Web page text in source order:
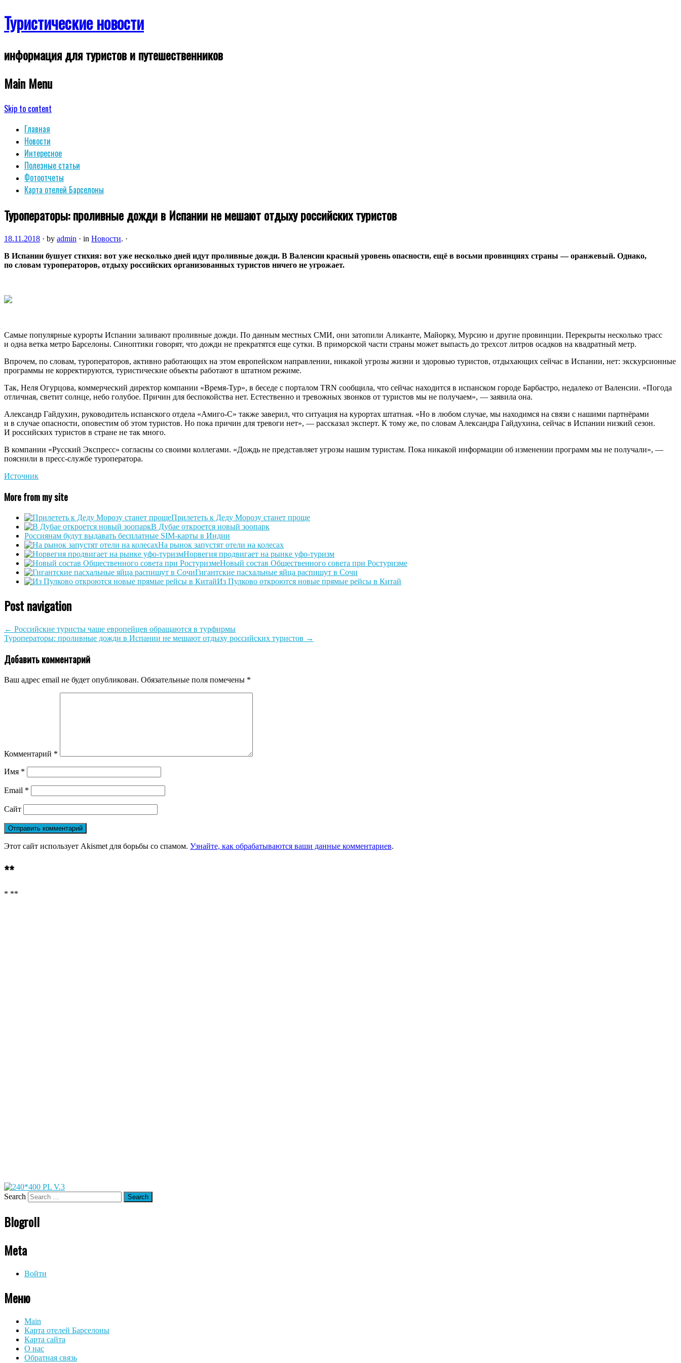
Туристические новости
информация для туристов и путешественников
Main Menu
Skip to content
Главная
Новости
Интересное
Полезные статьи
Фотоотчеты
Карта отелей Барселоны
Туроператоры: проливные дожди в Испании не мешают отдыху российских туристов
18.11.2018 · by admin · in Новости. ·
В Испании бушует стихия: вот уже несколько дней идут проливные дожди. В Валенсии красный уровень опасности, ещё в восьми провинциях страны — оранжевый. Однако,
по словам туроператоров, отдыху российских организованных туристов ничего не угрожает.
Самые популярные курорты Испании заливают проливные дожди. По данным местных СМИ, они затопили Аликанте, Майорку, Мурсию и другие провинции. Перекрыты несколько трасс
и одна ветка метро Барселоны. Синоптики говорят, что дожди не прекратятся еще сутки. В приморской части страны может выпасть до трехсот литров осадков на квадратный метр.
Впрочем, по словам, туроператоров, активно работающих на этом европейском направлении, никакой угрозы жизни и здоровью туристов, отдыхающих сейчас в Испании, нет: экскурсионные
программы не корректируются, туристические объекты работают в штатном режиме.
Так, Неля Огурцова, коммерческий директор компании «Время-Тур», в беседе с порталом TRN сообщила, что сейчас находится в испанском городе Барбастро, недалеко от Валенсии. «Погода
отличная, светит солнце, небо голубое. Причин для беспокойства нет. Естественно и тревожных звонков от туристов мы не получаем», — заявила она.
Александр Гайдухин, руководитель испанского отдела «Амиго-С» также заверил, что ситуация на курортах штатная. «Но в любом случае, мы находимся на связи с нашими партнёрами
и в случае опасности, оповестим об этом туристов. Но пока причин для тревоги нет», — рассказал эксперт. К тому же, по словам Александра Гайдухина, сейчас в Испании низкий сезон.
И российских туристов в стране не так много.
В компании «Русский Экспресс» согласны со своими коллегами. «Дождь не представляет угрозы нашим туристам. Пока никакой информации об изменении программ мы не получали», —
пояснили в пресс-службе туроператора.
Источник
More from my site
Прилететь к Деду Морозу станет проще
В Дубае откроется новый зоопарк
Россиянам будут выдавать бесплатные SIM-карты в Индии
На рынок запустят отели на колесах
Норвегия продвигает на рынке уфо-туризм
Новый состав Общественного совета при Ростуризме
Гигантские пасхальные яйца распишут в Сочи
Из Пулково откроются новые прямые рейсы в Китай
Post navigation
← Российские туристы чаще европейцев обращаются в турфирмы
Туроператоры: проливные дожди в Испании не мешают отдыху российских туристов →
Добавить комментарий
Ваш адрес email не будет опубликован. Обязательные поля помечены *
Комментарий *
Имя *
Email *
Сайт
Этот сайт использует Akismet для борьбы со спамом. Узнайте, как обрабатываются ваши данные комментариев.
**
* **
Search
Blogroll
Meta
Войти
Меню
Main
Карта отелей Барселоны
Карта сайта
О нас
Обратная связь